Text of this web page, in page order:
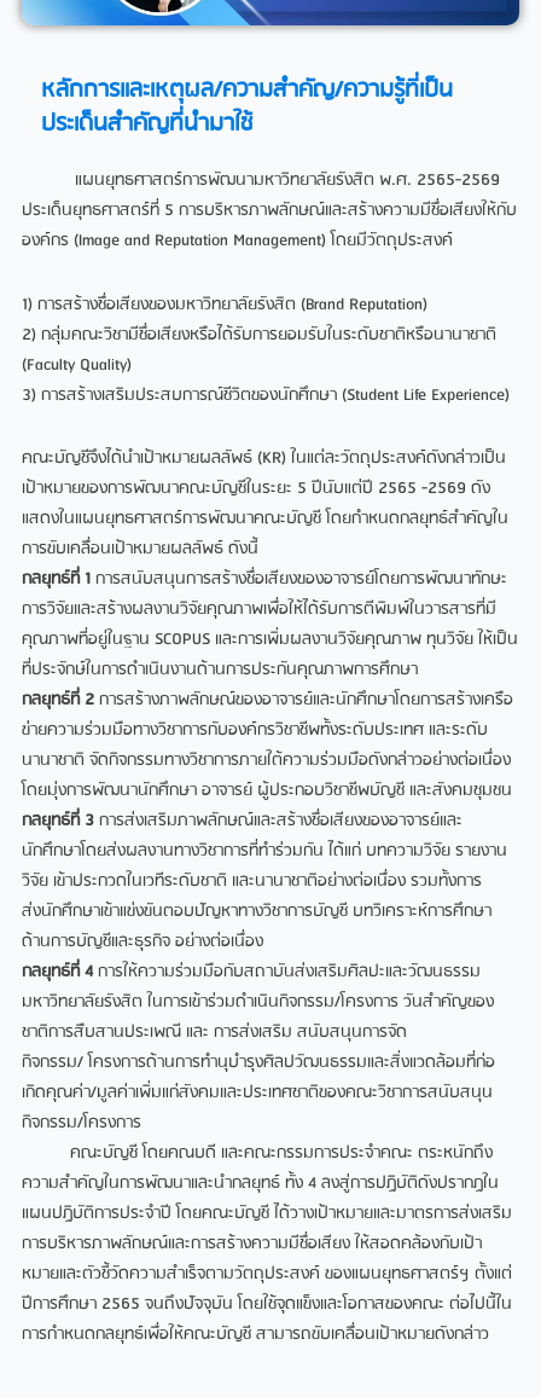
หลักการและเหตุผล/ความสำคัญ/ความรู้ที่เป็น
ประเด็นสำคัญที่นำมาใช้​
แผนยุทธศาสตร์การพัฒนามหาวิทยาลัยรังสิต พ.ศ. 2565-2569
ประเด็นยุทธศาสตร์ที่ 5 การบริหารภาพลักษณ์และสร้างความมีชื่อเสียงให้กับ
องค์กร (Image and Reputation Management) โดยมีวัตถุประสงค์
1) การสร้างชื่อเสียงของมหาวิทยาลัยรังสิต (Brand Reputation)
2) กลุ่มคณะวิชามีชื่อเสียงหรือได้รับการยอมรับในระดับชาติหรือนานาชาติ
(Faculty Quality)
3) การสร้างเสริมประสบการณ์ชีวิตของนักศึกษา (Student Life Experience)
คณะบัญชีจึงได้นําเป้าหมายผลลัพธ์ (KR) ในแต่ละวัตถุประสงค์ดังกล่าวเป็น
เป้าหมายของการพัฒนาคณะบัญชีในระยะ 5 ปีนับแต่ปี 2565 -2569 ดัง
แสดงในแผนยุทธศาสตร์การพัฒนาคณะบัญชี โดยกําหนดกลยุทธ์สําคัญใน
การขับเคลื่อนเป้าหมายผลลัพธ์ ดังนี้
กลยุทธ์ที่ 1 การสนับสนุนการสร้างชื่อเสียงของอาจารย์โดยการพัฒนาทักษะ
การวิจัยและสร้างผลงานวิจัยคุณภาพเพื่อให้ได้รับการตีพิมพ์ในวารสารที่มี
คุณภาพที่อยู่ในฐาน SCOPUS และการเพิ่มผลงานวิจัยคุณภาพ ทุนวิจัย ให้เป็น
ที่ประจักษ์ในการดําเนินงานด้านการประกันคุณภาพการศึกษา
กลยุทธ์ที่ 2 การสร้างภาพลักษณ์ของอาจารย์และนักศึกษาโดยการสร้างเครือ
ข่ายความร่วมมือทางวิชาการกับองค์กรวิชาชีพทั้งระดับประเทศ และระดับ
นานาชาติ จัดกิจกรรมทางวิชาการภายใต้ความร่วมมือดังกล่าวอย่างต่อเนื่อง
โดยมุ่งการพัฒนานักศึกษา อาจารย์ ผู้ประกอบวิชาชีพบัญชี และสังคมชุมชน
กลยุทธ์ที่ 3 การส่งเสริมภาพลักษณ์และสร้างชื่อเสียงของอาจารย์และ
นักศึกษาโดยส่งผลงานทางวิชาการที่ทําร่วมกัน ได้แก่ บทความวิจัย รายงาน
วิจัย เข้าประกวดในเวทีระดับชาติ และนานาชาติอย่างต่อเนื่อง รวมทั้งการ
ส่งนักศึกษาเข้าแข่งขันตอบปัญหาทางวิชาการบัญชี บทวิเคราะห์การศึกษา
ด้านการบัญชีและธุรกิจ อย่างต่อเนื่อง
กลยุทธ์ที่ 4การให้ความร่วมมือกับสถาบันส่งเสริมศิลปะและวัฒนธรรม
มหาวิทยาลัยรังสิต ในการเข้าร่วมดําเนินกิจกรรม/โครงการ วันสําคัญของ
ชาติการสืบสานประเพณี และ การส่งเสริม สนับสนุนการจัด
กิจกรรม/ โครงการด้านการทํานุบํารุงศิลปวัฒนธรรมและสิ่งแวดล้อมที่ก่อ
เกิดคุณค่า/มูลค่าเพิ่มแก่สังคมและประเทศชาติของคณะวิชาการสนับสนุน
กิจกรรม/โครงการ
คณะบัญชี โดยคณบดี และคณะกรรมการประจําคณะ ตระหนักถึง
ความสําคัญในการพัฒนาและนํากลยุทธ์ ทั้ง 4 ลงสู่การปฏิบัติดังปรากฏใน
แผนปฏิบัติการประจําปี โดยคณะบัญชี ได้วางเป้าหมายและมาตรการส่งเสริม
การบริหารภาพลักษณ์และการสร้างความมีชื่อเสียง ให้สอดคล้องกับเป้า
หมายและตัวชี้วัดความสําเร็จตามวัตถุประสงค์ ของแผนยุทธศาสตร์ฯ ตั้งแต่
ปีการศึกษา 2565 จนถึงปัจจุบัน โดยใช้จุดแข็งและโอกาสของคณะ ต่อไปนี้ใน
การกําหนดกลยุทธ์เพื่อให้คณะบัญชี สามารถขับเคลื่อนเป้าหมายดังกล่าว